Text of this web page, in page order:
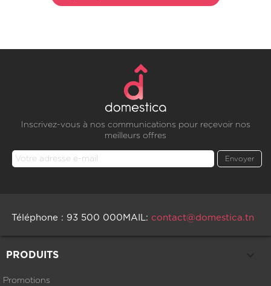
Inscrivez-vous à nos communications pour reçevoir nos
meilleurs offres
Téléphone : 93 500 000 MAIL: contact@domestica.tn
PRODUITS
Promotions